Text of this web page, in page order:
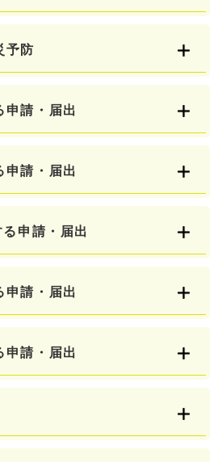
予防
申請・届出
申請・届出
申請・届出
申請・届出
申請・届出